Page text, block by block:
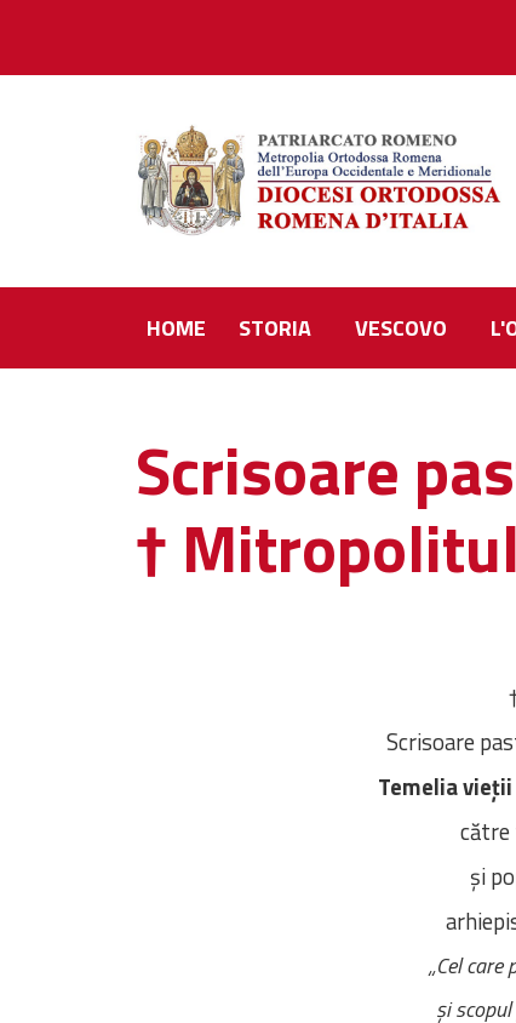
HOME STORIA VESCOVO
Scrisoare
†
Scrisoare
Temelia
către
și
„Cel
și